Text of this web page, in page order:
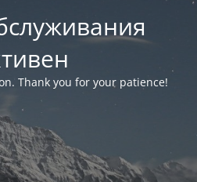
Thank you for your patience!